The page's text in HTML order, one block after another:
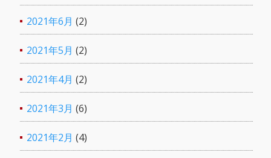
2021年6月 (2)
2021年5月 (2)
2021年4月 (2)
2021年3月 (6)
2021年2月 (4)